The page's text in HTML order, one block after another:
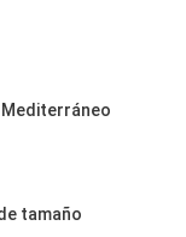
tamaño